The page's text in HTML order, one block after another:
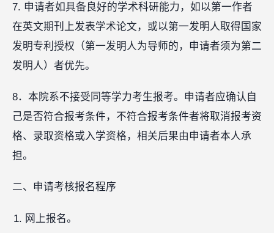
7. 申请者如具备良好的学术科研能力，如以第一作者
在英文期刊上发表学术论文，或以第一发明人取得国家
发明专利授权（第一发明人为导师的，申请者须为第二
发明人）者优先。
8．本院系不接受同等学力考生报考。申请者应确认自
己是否符合报考条件，不符合报考条件者将取消报考资
格、录取资格或入学资格，相关后果由申请者本人承
担。
二、申请考核报名程序
网上报名。